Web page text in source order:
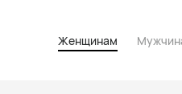
Женщинам